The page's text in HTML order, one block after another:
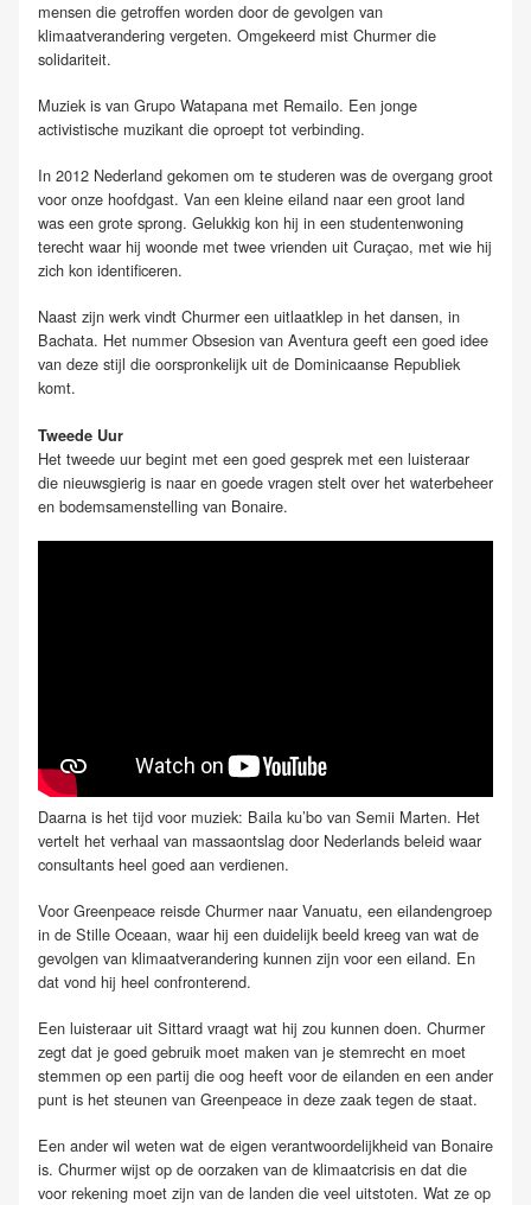
mensen die getroffen worden door de gevolgen van
klimaatverandering vergeten. Omgekeerd mist Churmer die
solidariteit.
Muziek is van Grupo Watapana met Remailo. Een jonge
activistische muzikant die oproept tot verbinding.
In 2012 Nederland gekomen om te studeren was de overgang groot
voor onze hoofdgast. Van een kleine eiland naar een groot land
was een grote sprong. Gelukkig kon hij in een studentenwoning
terecht waar hij woonde met twee vrienden uit Curaçao, met wie hij
zich kon identificeren.
Naast zijn werk vindt Churmer een uitlaatklep in het dansen, in
Bachata. Het nummer Obsesion van Aventura geeft een goed idee
van deze stijl die oorspronkelijk uit de Dominicaanse Republiek
komt.
Tweede Uur
Het tweede uur begint met een goed gesprek met een luisteraar
die nieuwsgierig is naar en goede vragen stelt over het waterbeheer
en bodemsamenstelling van Bonaire.
Daarna is het tijd voor muziek: Baila ku’bo van Semii Marten. Het
vertelt het verhaal van massaontslag door Nederlands beleid waar
consultants heel goed aan verdienen.
Voor Greenpeace reisde Churmer naar Vanuatu, een eilandengroep
in de Stille Oceaan, waar hij een duidelijk beeld kreeg van wat de
gevolgen van klimaatverandering kunnen zijn voor een eiland. En
dat vond hij heel confronterend.
Een luisteraar uit Sittard vraagt wat hij zou kunnen doen. Churmer
zegt dat je goed gebruik moet maken van je stemrecht en moet
stemmen op een partij die oog heeft voor de eilanden en een ander
punt is het steunen van Greenpeace in deze zaak tegen de staat.
Een ander wil weten wat de eigen verantwoordelijkheid van Bonaire
is. Churmer wijst op de oorzaken van de klimaatcrisis en dat die
voor rekening moet zijn van de landen die veel uitstoten. Wat ze op